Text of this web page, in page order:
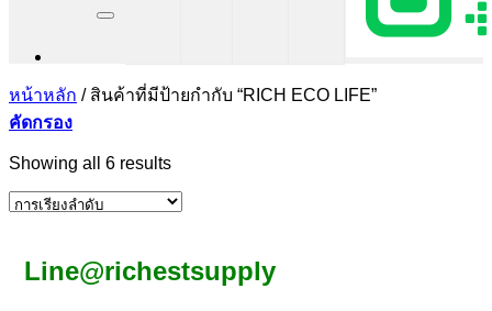
หน้าหลัก /สินค้าที่มีป้ายกำกับ “RICH ECO LIFE”
คัดกรอง
Showing all 6 results
Line@richestsupply